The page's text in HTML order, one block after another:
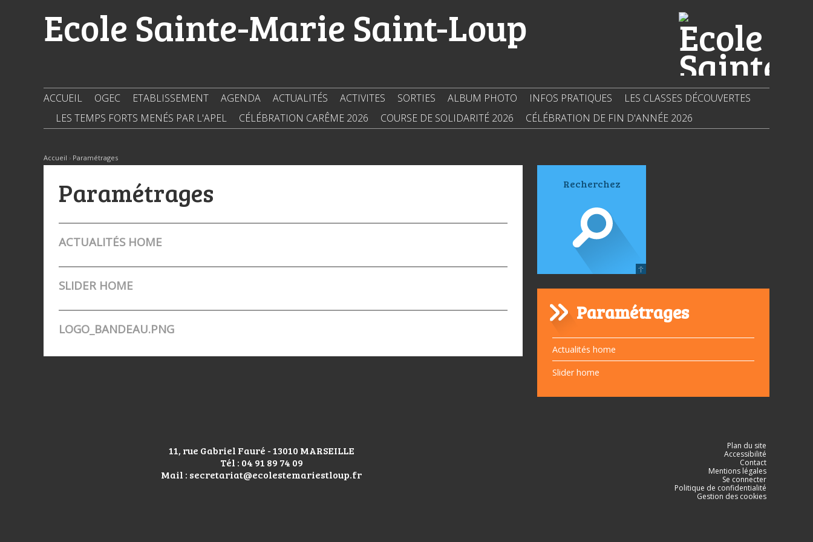
contenu.
Aller
Ecole Sainte-Marie Saint-Loup
ACCUEIL OGEC ETABLISSEMENT AGENDA ACTUALITÉS ACTIVITES SORTIES ALBUM PHOTO INFOS PRATIQUES
LES CLASSES DÉCOUVERTES
LES TEMPS FORTS MENÉS PAR L'APEL
CÉLÉBRATION CARÊME 2026 COURSE DE SOLIDARITÉ 2026 CÉLÉBRATION DE FIN D'ANNÉE 2026
Accueil › Paramétrages
Navigation
Paramétrages
Actualités home
Slider home
Paramétrages
ACTUALITÉS HOME
SLIDER HOME
LOGO_BANDEAU.PNG
11, rue Gabriel Fauré - 13010 MARSEILLE
Tél : 04 91 89 74 09
Mail : secretariat@ecolestemariestloup.fr
Plan du site
Accessibilité
Contact
Mentions légales
Se connecter
Politique de confidentialité
Gestion des cookies